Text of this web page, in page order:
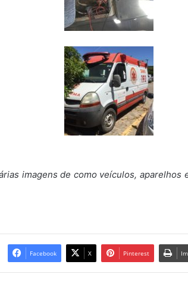
imagens de como veículos, aparelhos
Facebook X Pinterest